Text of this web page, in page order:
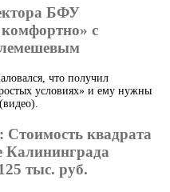
БФУ
с
что получил
условиях» и ему нужны
Стоимость квадрата
Калининграда
тыс. руб.